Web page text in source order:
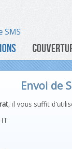
SMS
Envoi de
, il vous suffit